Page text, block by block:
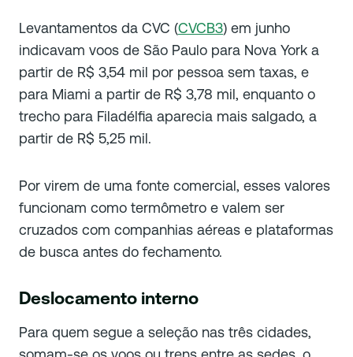
Levantamentos da CVC (CVCB3) em junho
indicavam voos de São Paulo para Nova York a
partir de R$ 3,54 mil por pessoa sem taxas, e
para Miami a partir de R$ 3,78 mil, enquanto o
trecho para Filadélfia aparecia mais salgado, a
partir de R$ 5,25 mil.
Por virem de uma fonte comercial, esses valores
funcionam como termômetro e valem ser
cruzados com companhias aéreas e plataformas
de busca antes do fechamento.
Deslocamento interno
Para quem segue a seleção nas três cidades,